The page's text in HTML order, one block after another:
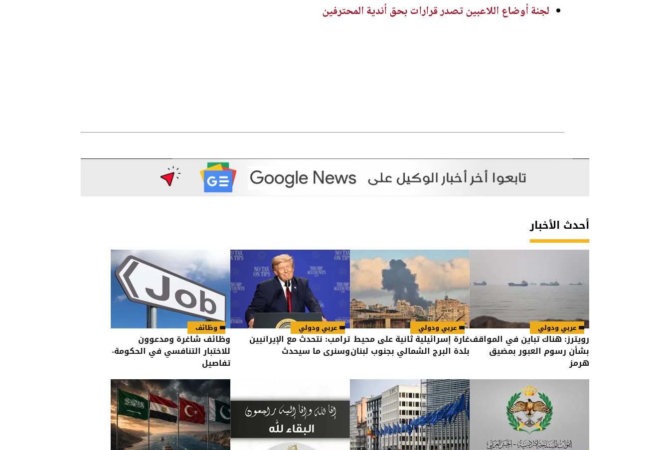
لجنة أوضاع اللاعبين تصدر قرارات بحق أندية المحترفين
أحدث الأخبار
عربي ودولي
رويترز: هناك تباين في المواقف
بشأن رسوم العبور بمضيق
هرمز
عربي ودولي
غارة إسرائيلية ثانية على محيط
بلدة البرج الشمالي بجنوب لبنان
عربي ودولي
ترامب: نتحدث مع الإيرانيين
وسنرى ما سيحدث
وظائف
وظائف شاغرة ومدعوون
للاختبار التنافسي في الحكومة-
تفاصيل